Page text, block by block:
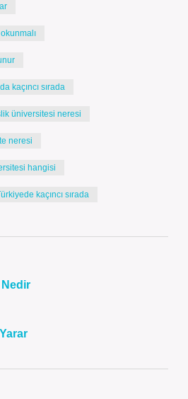
kaçıncı sırada
üniversitesi neresi
neresi
hangisi
kaçıncı sırada
Nedir